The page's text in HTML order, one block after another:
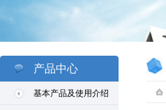
产品中心
基本产品及使用介绍